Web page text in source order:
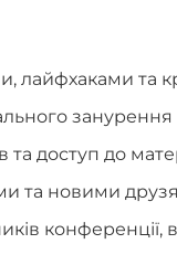
лайфхаками та
занурення
та доступ до
та новими